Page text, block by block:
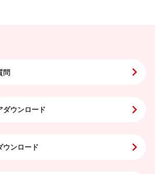
問
ダウンロード
ウンロード